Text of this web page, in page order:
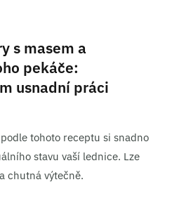
s masem a
pekáče:
usnadní práci
tohoto receptu si snadno
stavu vaší lednice. Lze
chutná výtečně.